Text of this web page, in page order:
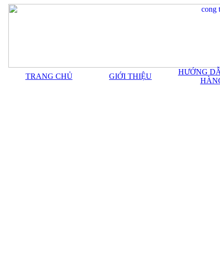
TRANG CHỦ GIỚI THIỆU
HƯỚNG